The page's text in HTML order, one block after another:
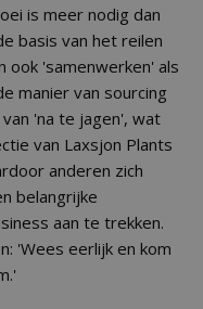
is meer nodig dan
basis van het reilen
ook 'samenwerken' als
manier van sourcing
'na te jagen', wat
van Laxsjon Plants
anderen zich
belangrijke
aan te trekken.
'Wees eerlijk en kom